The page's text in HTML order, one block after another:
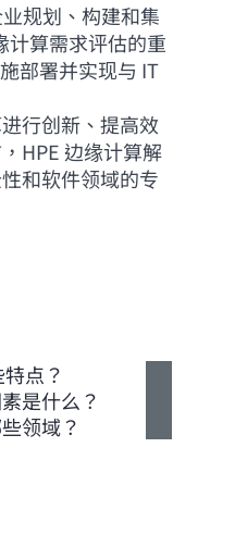
规划、构建和集
计算需求评估的重
部署并实现与 IT
行创新、提高效
HPE 边缘计算解
和软件领域的专
点？
是什么？
领域？